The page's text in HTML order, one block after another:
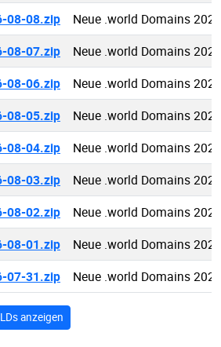
08-08.zip
Neue .world Domains
08-07.zip
Neue .world Domains
08-06.zip
Neue .world Domains
08-05.zip
Neue .world Domains
08-04.zip
Neue .world Domains
08-03.zip
Neue .world Domains
08-02.zip
Neue .world Domains
08-01.zip
Neue .world Domains
07-31.zip
Neue .world Domains
anzeigen